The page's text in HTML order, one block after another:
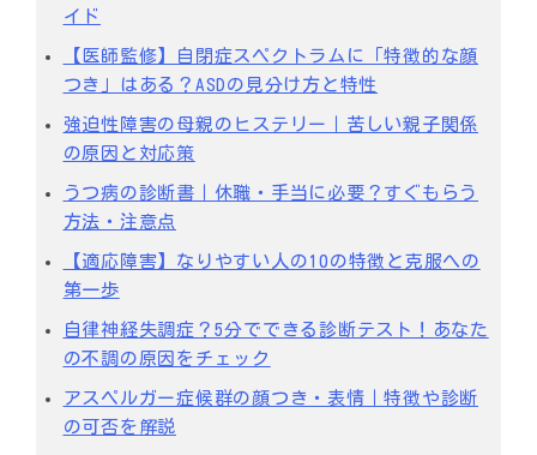
イド
【医師監修】自閉症スペクトラムに「特徴的な顔
つき」はある？ASDの見分け方と特性
強迫性障害の母親のヒステリー｜苦しい親子関係
の原因と対応策
うつ病の診断書｜休職・手当に必要？すぐもらう
方法・注意点
【適応障害】なりやすい人の10の特徴と克服への
第一歩
自律神経失調症？5分でできる診断テスト！あなた
の不調の原因をチェック
アスペルガー症候群の顔つき・表情｜特徴や診断
の可否を解説